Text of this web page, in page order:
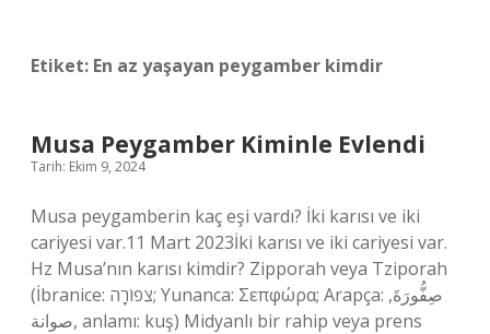
Etiket: En az yaşayan peygamber kimdir
Musa Peygamber Kiminle Evlendi
Tarih: Ekim 9, 2024
Musa peygamberin kaç eşi vardı? İki karısı ve iki
cariyesi var.11 Mart 2023İki karısı ve iki cariyesi var.
Hz Musa’nın karısı kimdir? Zipporah veya Tziporah
(İbranice: צִפוֹרָה; Yunanca: Σεπφώρα; Arapça: صِفُّورَةَ,
صوانة, anlamı: kuş) Midyanlı bir rahip veya prens